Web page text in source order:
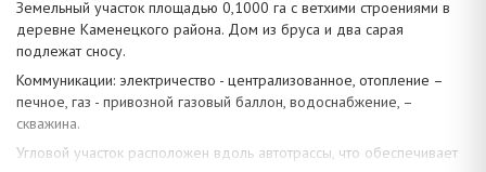
Земельный участок площадью 0,1000 га с ветхими строениями в
деревне Каменецкого района. Дом из бруса и два сарая
подлежат сносу.
Коммуникации: электричество - централизованное, отопление –
печное, газ - привозной газовый баллон, водоснабжение, –
скважина.
Угловой участок расположен вдоль автотрассы, что обеспечивает